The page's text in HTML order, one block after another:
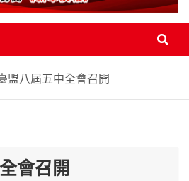
盟八屆五中全會召開
會召開